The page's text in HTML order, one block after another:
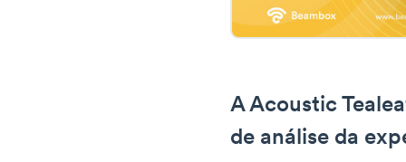
A Acoustic
de análise da